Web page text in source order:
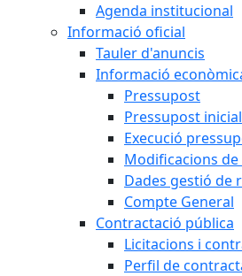
Agenda institucional
Informació oficial
Tauler d'anuncis
Informació
Pressupost
Pressupost inicial
Execució
Modificacions
Dades gestió de
Compte General
Contractació pública
Licitacions i
Perfil de